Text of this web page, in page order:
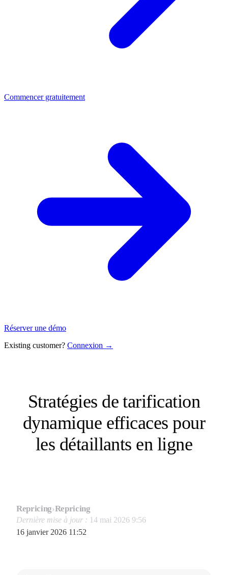
Commencer gratuitement
Réserver une démo
Existing customer? Connexion →
Stratégies de tarification
dynamique efficaces pour
les détaillants en ligne
Repricing›Repricing
Dernière mise à jour : 14 mai 2026 9:56
16 janvier 2026 11:52